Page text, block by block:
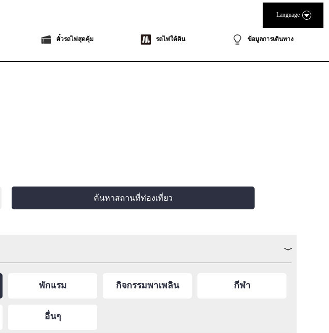
ตั๋วรถไฟสุดคุ้ม รถไฟใต้ดิน ข้อมูลการเดินทาง
Language
ค้นหาสถานที่ท่องเที่ยว
พักแรม กิจกรรมพาเพลิน กีฬา
อื่นๆ